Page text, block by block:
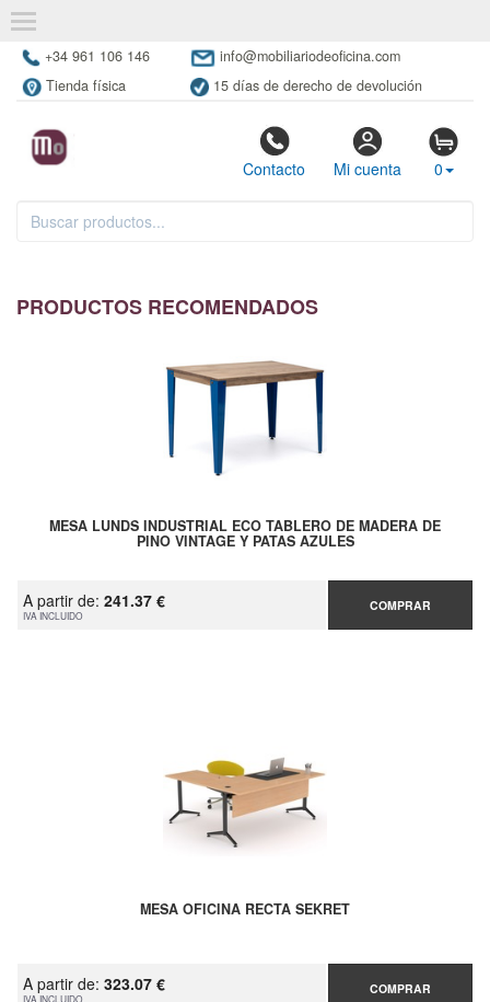
+34 961 106 146
info@mobiliariodeoficina.com
Tienda física
15 días de derecho de devolución
Contacto Mi cuenta 0
PRODUCTOS RECOMENDADOS
MESA LUNDS INDUSTRIAL ECO TABLERO DE MADERA DE
PINO VINTAGE Y PATAS AZULES
A partir de: 241.37 €
IVA INCLUIDO
COMPRAR
MESA OFICINA RECTA SEKRET
A partir de: 323.07 €
IVA INCLUIDO
COMPRAR